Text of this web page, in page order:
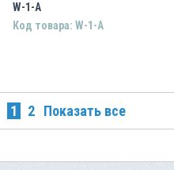
W-1-A
Код товара: W-1-A
1 2 Показать все